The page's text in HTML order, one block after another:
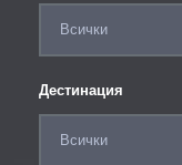
Дестинация